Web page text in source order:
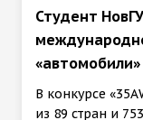
Студент
«автомобили»
В конкурсе
из 89 стран и